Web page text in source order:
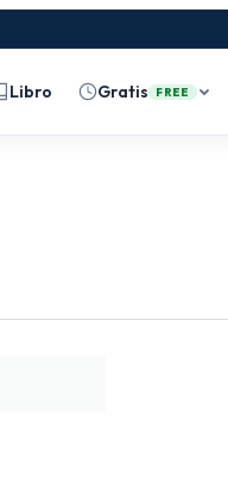
Libro Gratis FREE